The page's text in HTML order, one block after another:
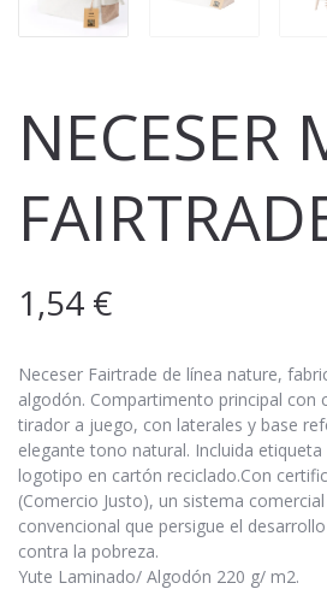
NECESER
1,54 €
Neceser Fairtrade de línea nature,
algodón. Compartimento principal con
tirador a juego, con laterales y base
elegante tono natural. Incluida
logotipo en cartón reciclado.Con
(Comercio Justo), un sistema
convencional que persigue el
contra la pobreza.
Yute Laminado/ Algodón 220 g/ m2.